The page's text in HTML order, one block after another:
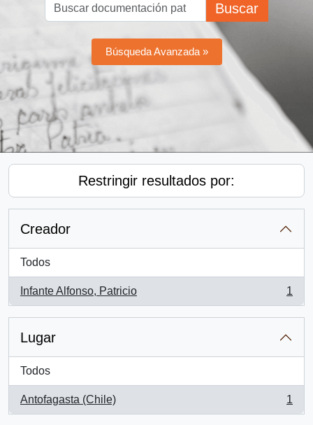
Buscar
Búsqueda Avanzada »
Restringir resultados por:
Creador
Todos
Infante Alfonso, Patricio
, 1 resultados
1
Lugar
Todos
Antofagasta (Chile)
, 1 resultados
1